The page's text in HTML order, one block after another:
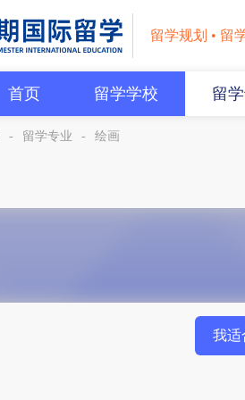
留学规划 • 留
首页 留学学校 留
- 留学专业 - 绘画
我适